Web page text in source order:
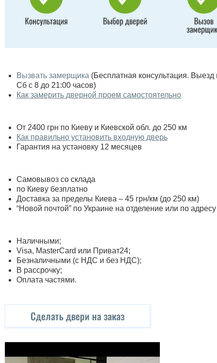
Вызвать замерщика (Бесплатная консультация.
Сб с 8 до 21:00 часов)
Как замерить дверной проем самостоятельно
От 2400 грн по Киеву и Киевской обл. до 250 км
Как правильно установить входную дверь
Гарантия на установку 12 месяцев
Самовывоз со склада
по Киеву безплатно
Доставка за пределы Киева – 45 грн/км (до 250 км)
“Новой почтой” по Украине на отделение или по адресу
Наличными;
Visa, MasterСard или Приват24;
Безналичными (с НДС и без НДС);
В рассрочку;
Оплата частями.
Сделать двери на заказ